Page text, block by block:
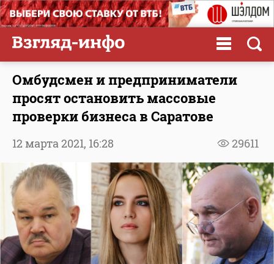
Омбудсмен и предприниматели
просят остановить массовые
проверки бизнеса в Саратове
29611
12 марта 2021, 16:28